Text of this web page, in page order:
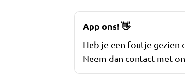
App ons!👋
Heb je een foutje gezien
Neem dan contact met